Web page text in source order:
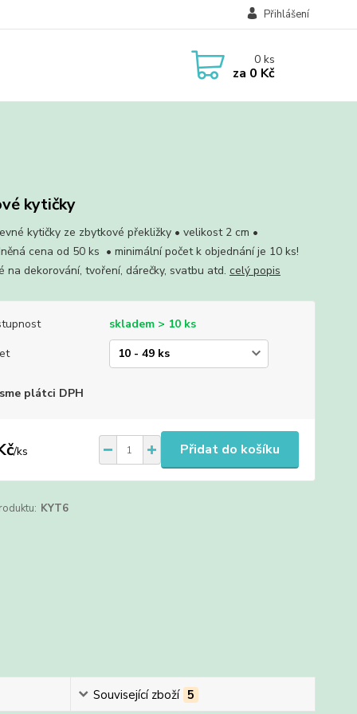
Přihlášení
0ks
za 0 Kč
kytičky
kytičky ze zbytkové překližky • velikost 2 cm •
cena od 50 ks • minimální počet k objednání je 10 ks!
na dekorování, tvoření, dárečky, svatbu atd. celý popis
skladem > 10 ks
plátci DPH
/ks Přidat do košíku
KYT6
Související zboží 5